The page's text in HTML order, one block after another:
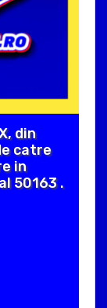
din
catre
in
50163 .